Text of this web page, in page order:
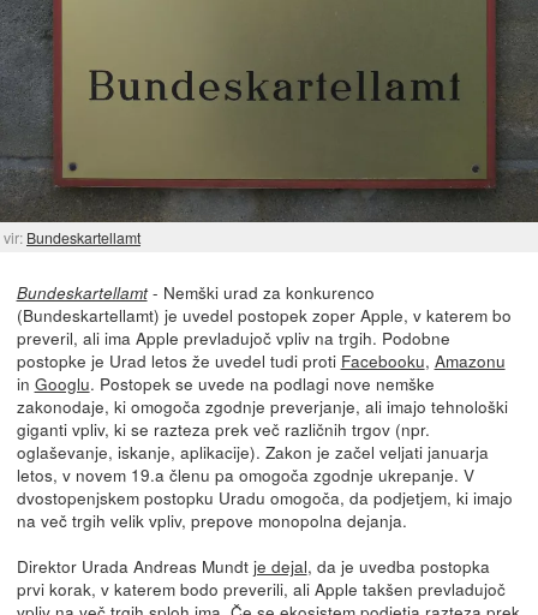
vir: Bundeskartellamt
Bundeskartellamt- Nemški urad za konkurenco
(Bundeskartellamt) je uvedel postopek zoper Apple, v katerem bo
preveril, ali ima Apple prevladujoč vpliv na trgih. Podobne
postopke je Urad letos že uvedel tudi proti Facebooku, Amazonu
in Googlu. Postopek se uvede na podlagi nove nemške
zakonodaje, ki omogoča zgodnje preverjanje, ali imajo tehnološki
giganti vpliv, ki se razteza prek več različnih trgov (npr.
oglaševanje, iskanje, aplikacije). Zakon je začel veljati januarja
letos, v novem 19.a členu pa omogoča zgodnje ukrepanje. V
dvostopenjskem postopku Uradu omogoča, da podjetjem, ki imajo
na več trgih velik vpliv, prepove monopolna dejanja.
Direktor Urada Andreas Mundt je dejal, da je uvedba postopka
prvi korak, v katerem bodo preverili, ali Apple takšen prevladujoč